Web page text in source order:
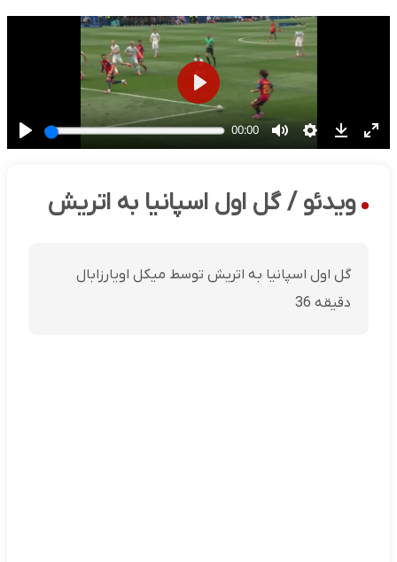
ویدئو / گل اول اسپانیا به اتریش
گل اول اسپانیا به اتریش توسط میکل اویارزابال
دقیقه 36